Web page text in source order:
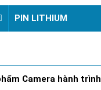
PIN LITHIUM
Camera hành trình